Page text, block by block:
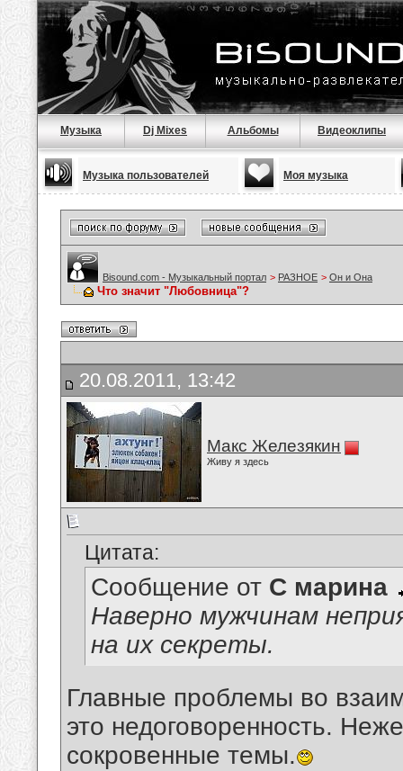
Музыка Dj Mixes Альбомы Видеоклипы
Музыка пользователей Моя музыка
Bisound.com - Музыкальный портал > РАЗНОЕ > Он и Она
Что значит "Любовница"?
20.08.2011, 13:42
Макс Железякин
Живу я здесь
Цитата:
Сообщение от С марина
Наверно мужчинам
на их секреты.
Главные проблемы во
это недоговоренность.
сокровенные темы.